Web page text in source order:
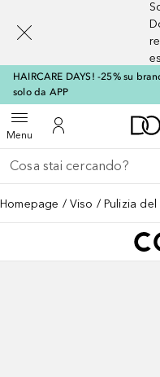
HAIRCARE DAYS! -25% su
solo da APP
MenuApri menuAl Mio Account
Torna indietro
Esegui ricerca
Homepage Viso Pulizia del